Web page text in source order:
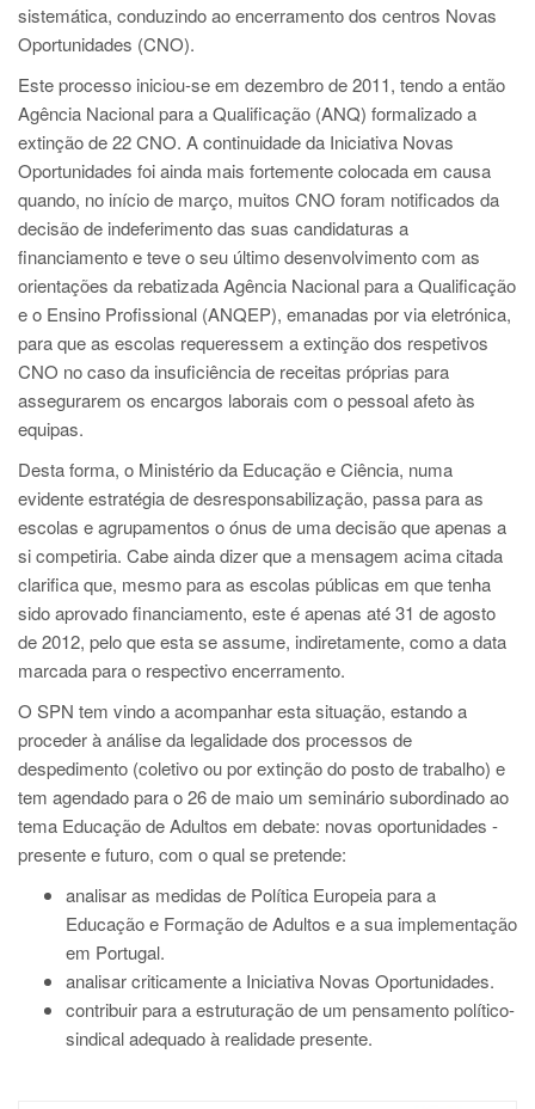
sistemática, conduzindo ao encerramento dos centros Novas
Oportunidades (CNO).
Este processo iniciou-se em dezembro de 2011, tendo a então
Agência Nacional para a Qualificação (ANQ) formalizado a
extinção de 22 CNO. A continuidade da Iniciativa Novas
Oportunidades foi ainda mais fortemente colocada em causa
quando, no início de março, muitos CNO foram notificados da
decisão de indeferimento das suas candidaturas a
financiamento e teve o seu último desenvolvimento com as
orientações da rebatizada Agência Nacional para a Qualificação
e o Ensino Profissional (ANQEP), emanadas por via eletrónica,
para que as escolas requeressem a extinção dos respetivos
CNO no caso da insuficiência de receitas próprias para
assegurarem os encargos laborais com o pessoal afeto às
equipas.
Desta forma, o Ministério da Educação e Ciência, numa
evidente estratégia de desresponsabilização, passa para as
escolas e agrupamentos o ónus de uma decisão que apenas a
si competiria. Cabe ainda dizer que a mensagem acima citada
clarifica que, mesmo para as escolas públicas em que tenha
sido aprovado financiamento, este é apenas até 31 de agosto
de 2012, pelo que esta se assume, indiretamente, como a data
marcada para o respectivo encerramento.
O SPN tem vindo a acompanhar esta situação, estando a
proceder à análise da legalidade dos processos de
despedimento (coletivo ou por extinção do posto de trabalho) e
tem agendado para o 26 de maio um seminário subordinado ao
tema Educação de Adultos em debate: novas oportunidades -
presente e futuro, com o qual se pretende:
analisar as medidas de Política Europeia para a
Educação e Formação de Adultos e a sua implementação
em Portugal.
analisar criticamente a Iniciativa Novas Oportunidades.
contribuir para a estruturação de um pensamento político-
sindical adequado à realidade presente.